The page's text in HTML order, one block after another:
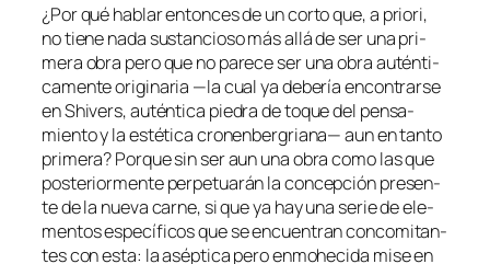
¿Por qué ha­blar en­ton­ces de un cor­to que,a prio­ri,
no tie­ne na­da sus­tan­cio­so más allá de ser una pri­
me­ra obra pe­ro que no pa­re­ce ser una obra au­tén­ti­
ca­men­te ori­gi­na­ria —la cual ya de­be­ría en­con­trar­se
enShivers, au­tén­ti­ca pie­dra de to­que del pen­sa­
mien­to y la es­té­ti­ca cro­nen­ber­gria­na— aun en tan­to
pri­me­ra? Porque sin ser aun una obra co­mo las que
pos­te­rior­men­te per­pe­tua­rán la con­cep­ción pre­sen­
te de la nue­va car­ne, si que ya hay una se­rie de ele­
men­tos es­pe­cí­fi­cos que se en­cuen­tran con­co­mi­tan­
tes con es­ta: la asép­ti­ca pe­ro en­mohe­ci­da mi­se en